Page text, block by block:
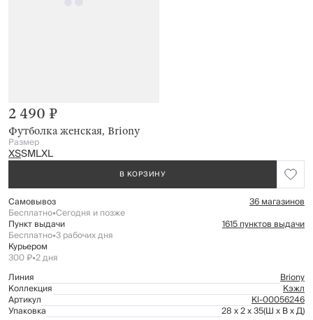
Футболка женская, Briony
2 490 ₽
Размер
XSSMLXL
В КОРЗИНУ
Самовывоз 36 магазинов
Бесплатно•Сегодня и позже
Пункт выдачи 1615 пунктов выдачи
Бесплатно•3 рабочих дня
Курьером
300 ₽•2 дня
Линия
Briony
Коллекция Кэжл
Артикул Kl-00056246
Упаковка 28 x 2 x 35(Ш x В x Д)